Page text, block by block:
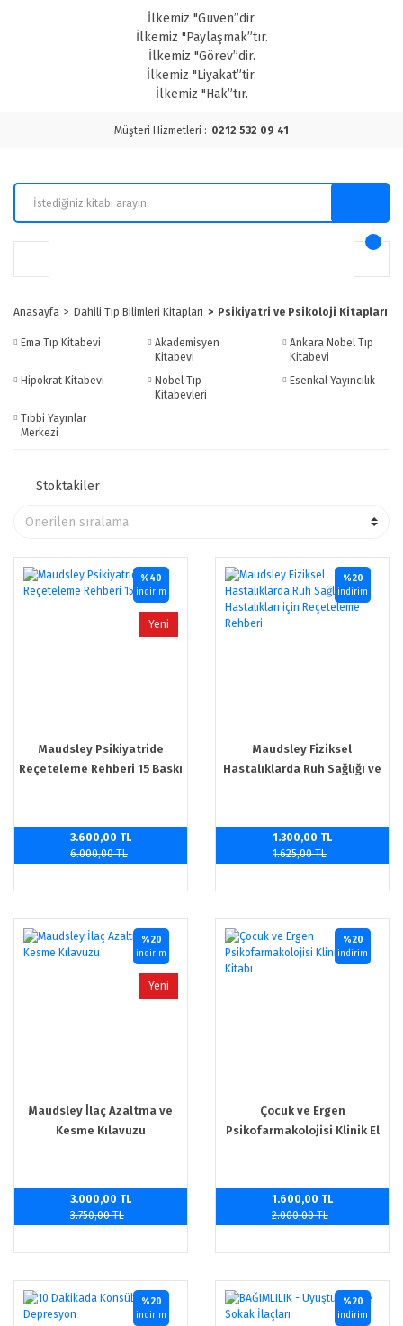
İlkemiz "Güven”dir.
İlkemiz "Paylaşmak”tır.
İlkemiz "Görev”dir.
İlkemiz "Liyakat”tir.
İlkemiz "Hak”tır.
Müşteri Hizmetleri : 0212 532 09 41
Anasayfa Dahili Tıp Bilimleri Kitapları Psikiyatri ve Psikoloji Kitapları
Ema Tıp Kitabevi
Akademisyen
Kitabevi
Ankara Nobel Tıp
Kitabevi
Hipokrat Kitabevi
Nobel Tıp
Kitabevleri
Esenkal Yayıncılık
Tıbbi Yayınlar
Merkezi
Stoktakiler
Yeni
Maudsley Psikiyatride
Reçeteleme Rehberi 15 Baskı
%40
indirim
3.600,00 TL
6.000,00 TL
Maudsley Fiziksel
Hastalıklarda Ruh Sağlığı ve
%20
indirim
1.300,00 TL
1.625,00 TL
Yeni
Maudsley İlaç Azaltma ve
Kesme Kılavuzu
%20
indirim
3.000,00 TL
3.750,00 TL
Çocuk ve Ergen
Psikofarmakolojisi Klinik El
%20
indirim
1.600,00 TL
2.000,00 TL
%20
indirim
%20
indirim